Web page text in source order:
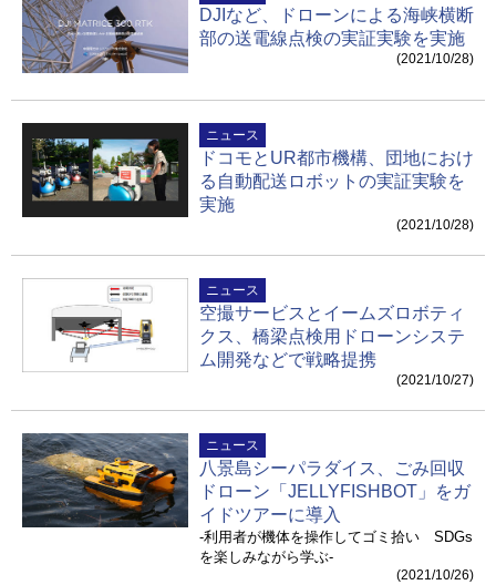
DJIなど、ドローンによる海峡横断
部の送電線点検の実証実験を実施
(2021/10/28)
ニュース
ドコモとUR都市機構、団地におけ
る自動配送ロボットの実証実験を
実施
(2021/10/28)
ニュース
空撮サービスとイームズロボティ
クス、橋梁点検用ドローンシステ
ム開発などで戦略提携
(2021/10/27)
ニュース
八景島シーパラダイス、ごみ回収
ドローン「JELLYFISHBOT」をガ
イドツアーに導入
-利用者が機体を操作してゴミ拾い SDGs
を楽しみながら学ぶ-
(2021/10/26)